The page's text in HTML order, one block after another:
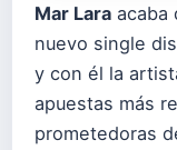
Mar Lara acaba
nuevo single
y con él la
apuestas más
prometedoras